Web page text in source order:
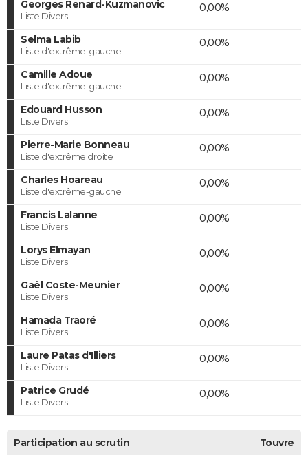
Georges Renard-Kuzmanovic
Liste Divers
0,00%
Selma Labib
Liste d'extrême-gauche
0,00%
Camille Adoue
Liste d'extrême-gauche
0,00%
Edouard Husson
Liste Divers
0,00%
Pierre-Marie Bonneau
Liste d'extrême droite
0,00%
Charles Hoareau
Liste d'extrême-gauche
0,00%
Francis Lalanne
Liste Divers
0,00%
Lorys Elmayan
Liste Divers
0,00%
Gaël Coste-Meunier
Liste Divers
0,00%
Hamada Traoré
Liste Divers
0,00%
Laure Patas d'Illiers
Liste Divers
0,00%
Patrice Grudé
Liste Divers
0,00%
Participation au scrutin Touvre